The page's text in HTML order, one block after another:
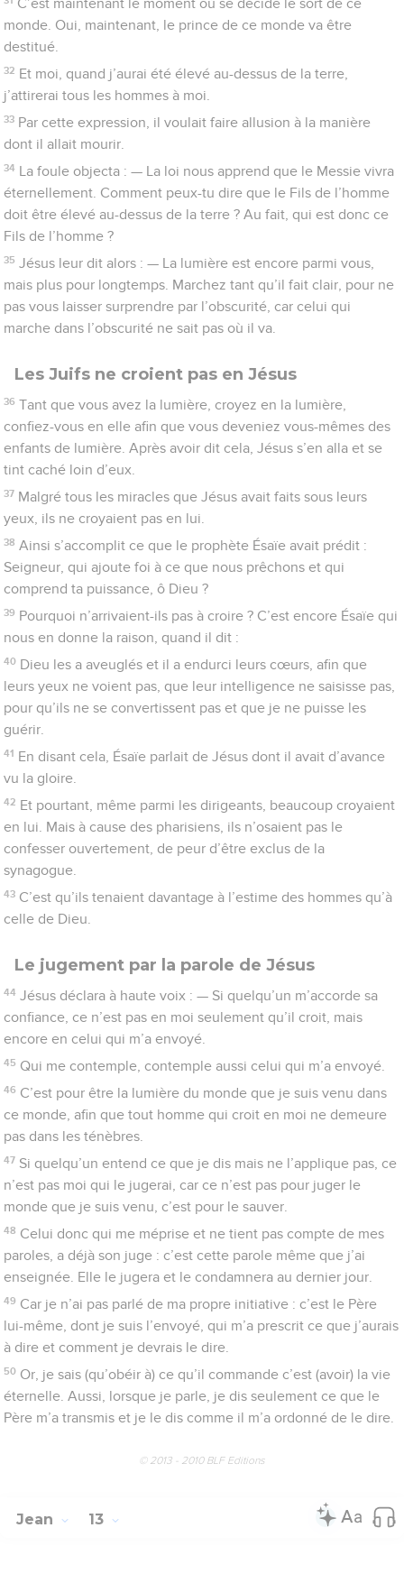
C’est maintenant le moment où se décide le sort de ce
monde. Oui, maintenant, le prince de ce monde va être
destitué.
32 Et moi, quand j’aurai été élevé au-dessus de la terre,
j’attirerai tous les hommes à moi.
33 Par cette expression, il voulait faire allusion à la manière
dont il allait mourir.
34 La foule objecta : — La loi nous apprend que le Messie vivra
éternellement. Comment peux-tu dire que le Fils de l’homme
doit être élevé au-dessus de la terre ? Au fait, qui est donc ce
Fils de l’homme ?
35 Jésus leur dit alors : — La lumière est encore parmi vous,
mais plus pour longtemps. Marchez tant qu’il fait clair, pour ne
pas vous laisser surprendre par l’obscurité, car celui qui
marche dans l’obscurité ne sait pas où il va.
Les Juifs ne croient pas en Jésus
36 Tant que vous avez la lumière, croyez en la lumière,
confiez-vous en elle afin que vous deveniez vous-mêmes des
enfants de lumière. Après avoir dit cela, Jésus s’en alla et se
tint caché loin d’eux.
37 Malgré tous les miracles que Jésus avait faits sous leurs
yeux, ils ne croyaient pas en lui.
38 Ainsi s’accomplit ce que le prophète Ésaïe avait prédit :
Seigneur, qui ajoute foi à ce que nous prêchons et qui
comprend ta puissance, ô Dieu ?
39 Pourquoi n’arrivaient-ils pas à croire ? C’est encore Ésaïe qui
nous en donne la raison, quand il dit :
40 Dieu les a aveuglés et il a endurci leurs cœurs, afin que
leurs yeux ne voient pas, que leur intelligence ne saisisse pas,
pour qu’ils ne se convertissent pas et que je ne puisse les
guérir.
41 En disant cela, Ésaïe parlait de Jésus dont il avait d’avance
vu la gloire.
42 Et pourtant, même parmi les dirigeants, beaucoup croyaient
en lui. Mais à cause des pharisiens, ils n’osaient pas le
confesser ouvertement, de peur d’être exclus de la
synagogue.
43 C’est qu’ils tenaient davantage à l’estime des hommes qu’à
celle de Dieu.
Le jugement par la parole de Jésus
44 Jésus déclara à haute voix : — Si quelqu’un m’accorde sa
confiance, ce n’est pas en moi seulement qu’il croit, mais
encore en celui qui m’a envoyé.
45 Qui me contemple, contemple aussi celui qui m’a envoyé.
46 C’est pour être la lumière du monde que je suis venu dans
ce monde, afin que tout homme qui croit en moi ne demeure
pas dans les ténèbres.
47 Si quelqu’un entend ce que je dis mais ne l’applique pas, ce
n’est pas moi qui le jugerai, car ce n’est pas pour juger le
monde que je suis venu, c’est pour le sauver.
48 Celui donc qui me méprise et ne tient pas compte de mes
paroles, a déjà son juge : c’est cette parole même que j’ai
enseignée. Elle le jugera et le condamnera au dernier jour.
49 Car je n’ai pas parlé de ma propre initiative : c’est le Père
lui-même, dont je suis l’envoyé, qui m’a prescrit ce que j’aurais
à dire et comment je devrais le dire.
50 Or, je sais (qu’obéir à) ce qu’il commande c’est (avoir) la vie
éternelle. Aussi, lorsque je parle, je dis seulement ce que le
Père m’a transmis et je le dis comme il m’a ordonné de le dire.
© 2013 - 2010 BLF Editions
Jean 13